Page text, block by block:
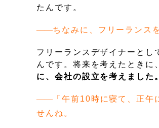
たんです。
ちなみに、フリーランス
フリーランスデザイナーとし
んです。将来を考えたとき
に、会社の設立を考えました。
「午前10時に寝て、正
せんね。